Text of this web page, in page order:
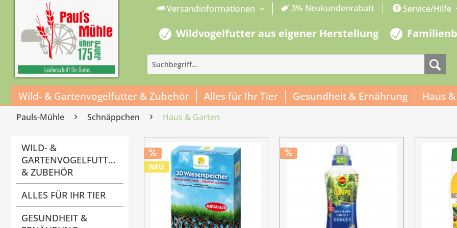
Versandinformationen 3% Neukundenrabatt Service/Hilfe
Wildvogelfutter aus eigener Herstellung
Wild- & Gartenvogelfutter & Zubehör Alles für Ihr Tier Gesundheit & Ernährung Haus
Pauls-Mühle Schnäppchen Haus & Garten
WILD- &
GARTENVOGELFUTTER
& ZUBEHÖR
ALLES FÜR IHR TIER
GESUNDHEIT &
NEU